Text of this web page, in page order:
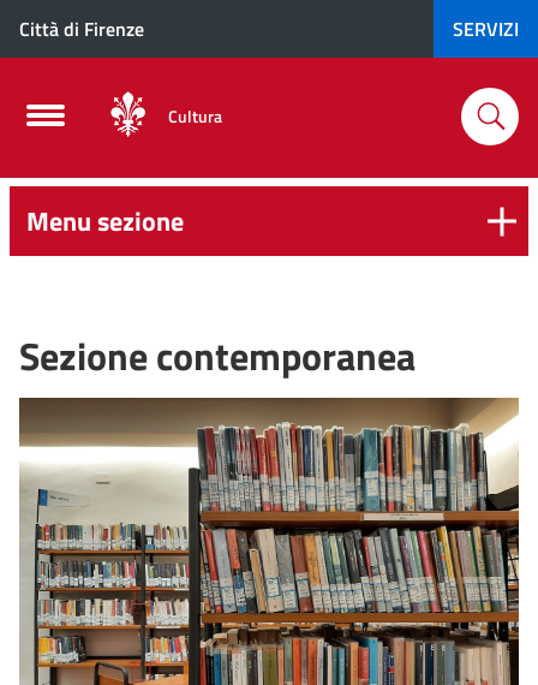
Città di Firenze SERVIZI
Cultura
Menu sezione
Sezione contemporanea